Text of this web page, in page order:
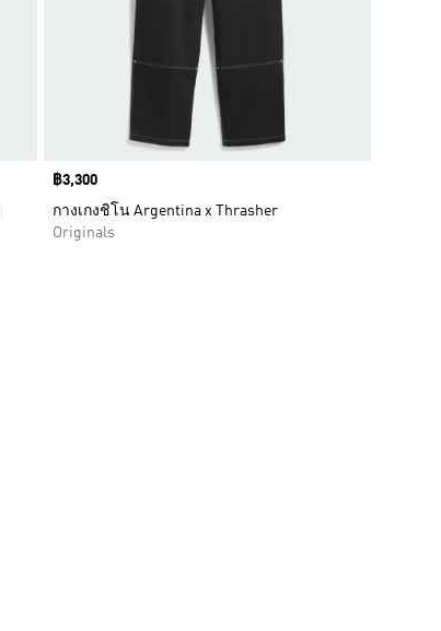
Price
฿3,300
กางเกงชิโน Argentina x Thrasher
Originals